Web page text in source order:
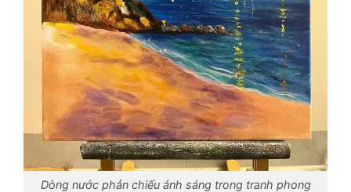
Dòng nước phản chiếu ánh sáng trong tranh phong